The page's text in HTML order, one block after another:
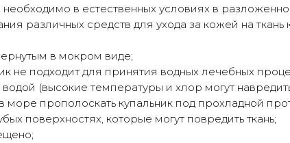
в естественных условиях в
различных средств для ухода за кожей на
в мокром виде;
не подходит для принятия водных лечебных
(высокие температуры и хлор могут
море прополоскать купальник под прохладной
поверхностях, которые могут повредить ткань;